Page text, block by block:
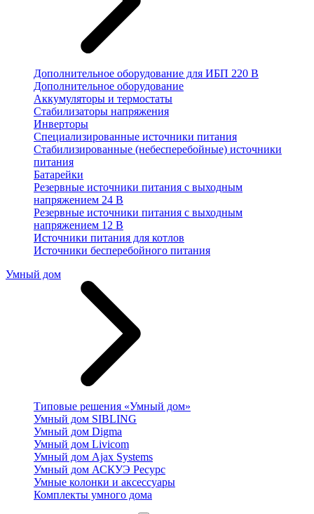
Дополнительное оборудование для ИБП 220 В
Дополнительное оборудование
Аккумуляторы и термостаты
Стабилизаторы напряжения
Инверторы
Специализированные источники питания
Стабилизированные (небесперебойные) источники
питания
Батарейки
Резервные источники питания с выходным
напряжением 24 В
Резервные источники питания с выходным
напряжением 12 В
Источники питания для котлов
Источники бесперебойного питания
Умный дом
Типовые решения «Умный дом»
Умный дом SIBLING
Умный дом Digma
Умный дом Livicom
Умный дом Ajax Systems
Умный дом АСКУЭ Ресурс
Умные колонки и аксессуары
Комплекты умного дома